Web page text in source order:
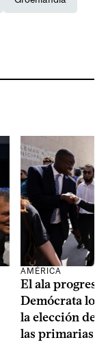
AMÉRICA
El ala
Demócrata
la elección de
las primarias